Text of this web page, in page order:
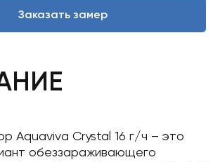
Заказать замер
Aquaviva Crystal 16 г/ч – это
обеззараживающего